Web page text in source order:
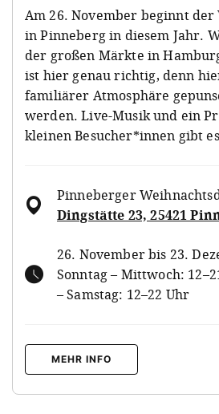
Am 26. November beginnt
in Pinneberg in diesem Jahr.
der großen Märkte in
ist hier genau richtig, denn
familiärer Atmosphäre
werden. Live-Musik und ein
kleinen Besucher*innen gibt
Pinneberger
Dingstätte 23, 25421
26. November bis 23.
Sonntag – Mittwoch:
– Samstag: 12–22 Uhr
MEHR INFO